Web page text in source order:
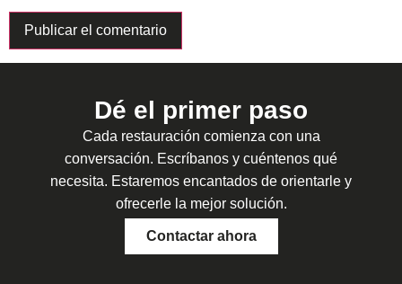
Dé el primer paso
Cada restauración comienza con una
conversación. Escríbanos y cuéntenos qué
necesita. Estaremos encantados de orientarle y
ofrecerle la mejor solución.
Contactar ahora